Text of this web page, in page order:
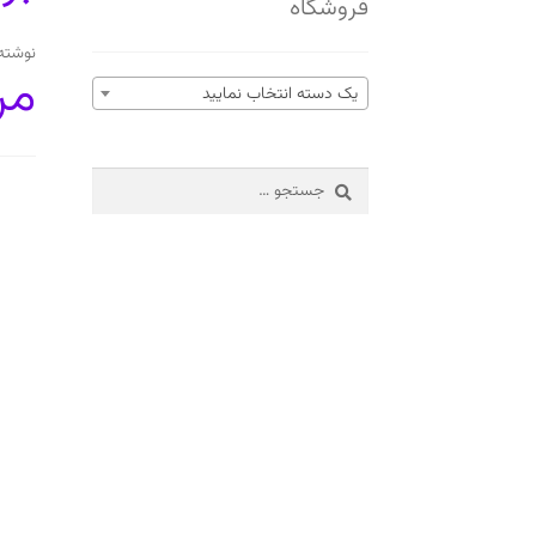
فروشگاه
یک دسته انتخاب نمایید
جستجو
برای: